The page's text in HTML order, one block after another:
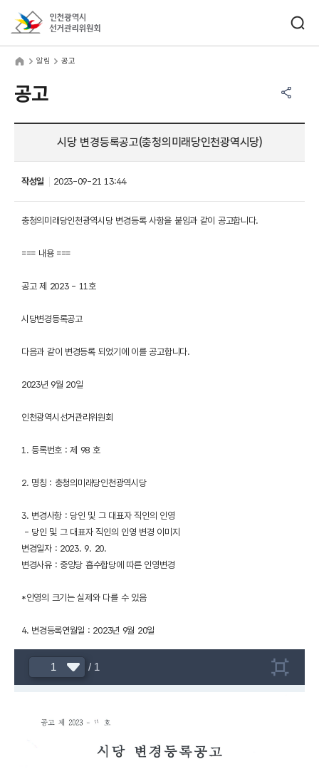
알림 공고
공고
시당 변경등록공고(충청의미래당인천광역시당)
작성일 2023-09-21 13:44
충청의미래당인천광역시당 변경등록 사항을 붙임과 같이 공고합니다.
=== 내용 ===
공고 제 2023 - 11호
시당변경등록공고
다음과 같이 변경등록 되었기에 이를 공고합니다.
2023년 9월 20일
인천광역시선거관리위원회
1. 등록번호 : 제 98 호
2. 명칭 : 충청의미래당인천광역시당
3. 변경사항 : 당인 및 그 대표자 직인의 인영
- 당인 및 그 대표자 직인의 인영 변경 이미지
변경일자 : 2023. 9. 20.
변경사유 : 중앙당 흡수합당에 따른 인영변경
*인영의 크기는 실제와 다를 수 있음
4. 변경등록연월일 : 2023년 9월 20일